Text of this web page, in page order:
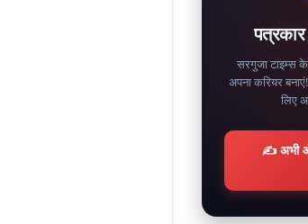
सरगुजा टाइम्स
अपना करियर बनाएं!
लिए
✍️ अभी